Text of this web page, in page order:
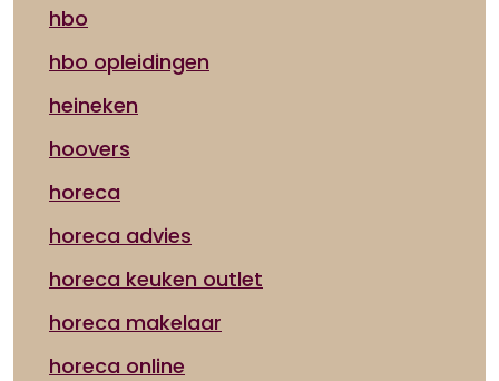
hbo
hbo opleidingen
heineken
hoovers
horeca
horeca advies
horeca keuken outlet
horeca makelaar
horeca online